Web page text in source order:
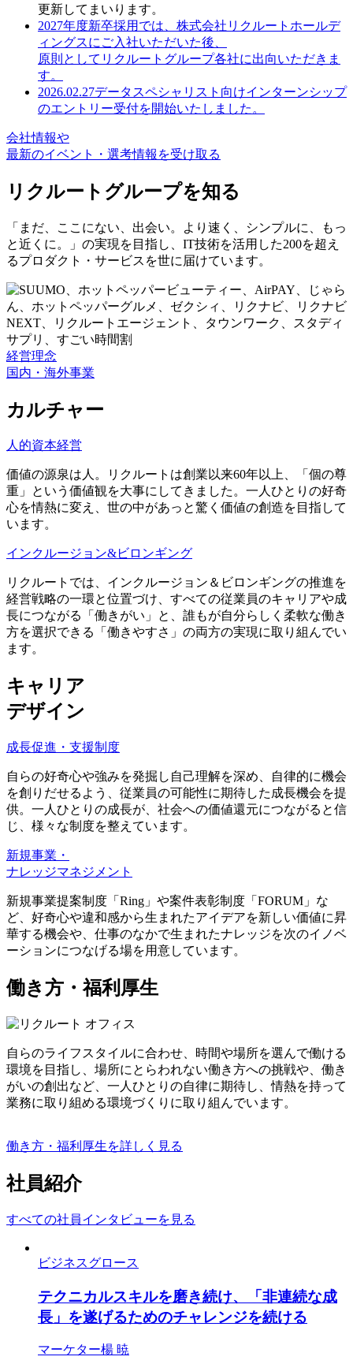
更新してまいります。
2027年度新卒採用では、株式会社リクルートホールデ
ィングスにご入社いただいた後、
原則としてリクルートグループ各社に出向いただきま
す。
2026.02.27データスペシャリスト向けインターンシップ
のエントリー受付を開始いたしました。
会社情報や
最新のイベント・選考情報を受け取る
リクルートグループを知る
「まだ、ここにない、出会い。より速く、シンプルに、もっ
と近くに。」の実現を目指し、IT技術を活用した200を超え
るプロダクト・サービスを世に届けています。
経営理念
国内・海外事業
カルチャー
人的資本経営
価値の源泉は人。リクルートは創業以来60年以上、「個の尊
重」という価値観を大事にしてきました。一人ひとりの好奇
心を情熱に変え、世の中があっと驚く価値の創造を目指して
います。
インクルージョン&ビロンギング
リクルートでは、インクルージョン＆ビロンギングの推進を
経営戦略の一環と位置づけ、すべての従業員のキャリアや成
長につながる「働きがい」と、誰もが自分らしく柔軟な働き
方を選択できる「働きやすさ」の両方の実現に取り組んでい
ます。
キャリア
デザイン
成長促進・支援制度
自らの好奇心や強みを発掘し自己理解を深め、自律的に機会
を創りだせるよう、従業員の可能性に期待した成長機会を提
供。一人ひとりの成長が、社会への価値還元につながると信
じ、様々な制度を整えています。
新規事業・
ナレッジマネジメント
新規事業提案制度「Ring」や案件表彰制度「FORUM」な
ど、好奇心や違和感から生まれたアイデアを新しい価値に昇
華する機会や、仕事のなかで生まれたナレッジを次のイノベ
ーションにつなげる場を用意しています。
働き方・福利厚生
自らのライフスタイルに合わせ、時間や場所を選んで働ける
環境を目指し、場所にとらわれない働き方への挑戦や、働き
がいの創出など、一人ひとりの自律に期待し、情熱を持って
業務に取り組める環境づくりに取り組んでいます。
働き方・福利厚生を詳しく見る
社員紹介
すべての社員インタビューを見る
ビジネスグロース
テクニカルスキルを磨き続け、「非連続な成
長」を遂げるためのチャレンジを続ける
マーケター楊 暁